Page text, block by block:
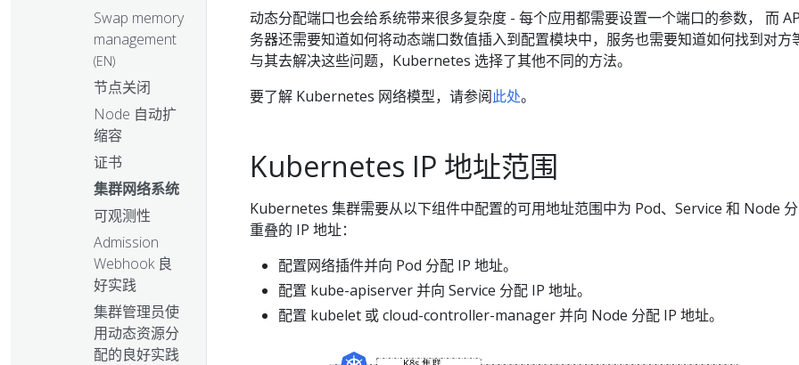
Swap memory
management
(EN)
节点关闭
Node 自动扩
缩容
证书
集群网络系统
可观测性
Admission
Webhook 良
好实践
集群管理员使
用动态资源分
配的良好实践
动态分配端口也会给系统带来很多复杂度 - 每个应用都需要设置一个端口的参数， 而
务器还需要知道如何将动态端口数值插入到配置模块中，服务也需要知道如何找到对方
与其去解决这些问题，Kubernetes 选择了其他不同的方法。
要了解 Kubernetes 网络模型，请参阅此处。
Kubernetes IP 地址范围
Kubernetes 集群需要从以下组件中配置的可用地址范围中为 Pod、Service 和 Node
重叠的 IP 地址：
配置网络插件并向 Pod 分配 IP 地址。
配置 kube-apiserver 并向 Service 分配 IP 地址。
配置 kubelet 或 cloud-controller-manager 并向 Node 分配 IP 地址。